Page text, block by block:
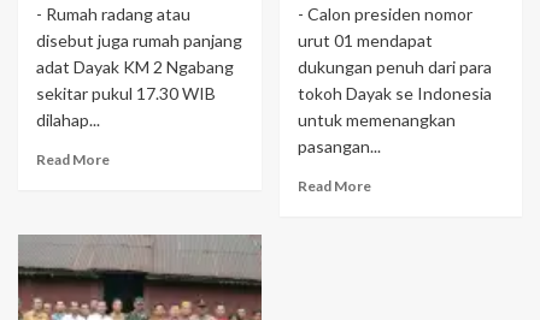
- Rumah radang atau
disebut juga rumah panjang
adat Dayak KM 2 Ngabang
sekitar pukul 17.30 WIB
dilahap...
Read More
- Calon presiden nomor
urut 01 mendapat
dukungan penuh dari para
tokoh Dayak se Indonesia
untuk memenangkan
pasangan...
Read More